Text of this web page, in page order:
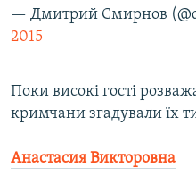
— Дмитрий Смирнов
2015
Поки високі гості
кримчани згадували їх
Анастасия Викторовна